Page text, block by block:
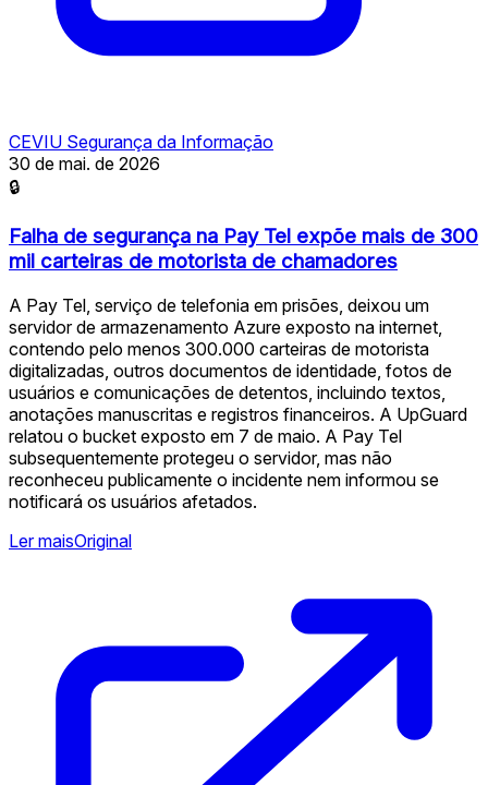
CEVIU Segurança da Informação
30 de mai. de 2026
🔒
Falha de segurança na Pay Tel expõe mais de 300
mil carteiras de motorista de chamadores
A Pay Tel, serviço de telefonia em prisões, deixou um
servidor de armazenamento Azure exposto na internet,
contendo pelo menos 300.000 carteiras de motorista
digitalizadas, outros documentos de identidade, fotos de
usuários e comunicações de detentos, incluindo textos,
anotações manuscritas e registros financeiros. A UpGuard
relatou o bucket exposto em 7 de maio. A Pay Tel
subsequentemente protegeu o servidor, mas não
reconheceu publicamente o incidente nem informou se
notificará os usuários afetados.
Ler maisOriginal